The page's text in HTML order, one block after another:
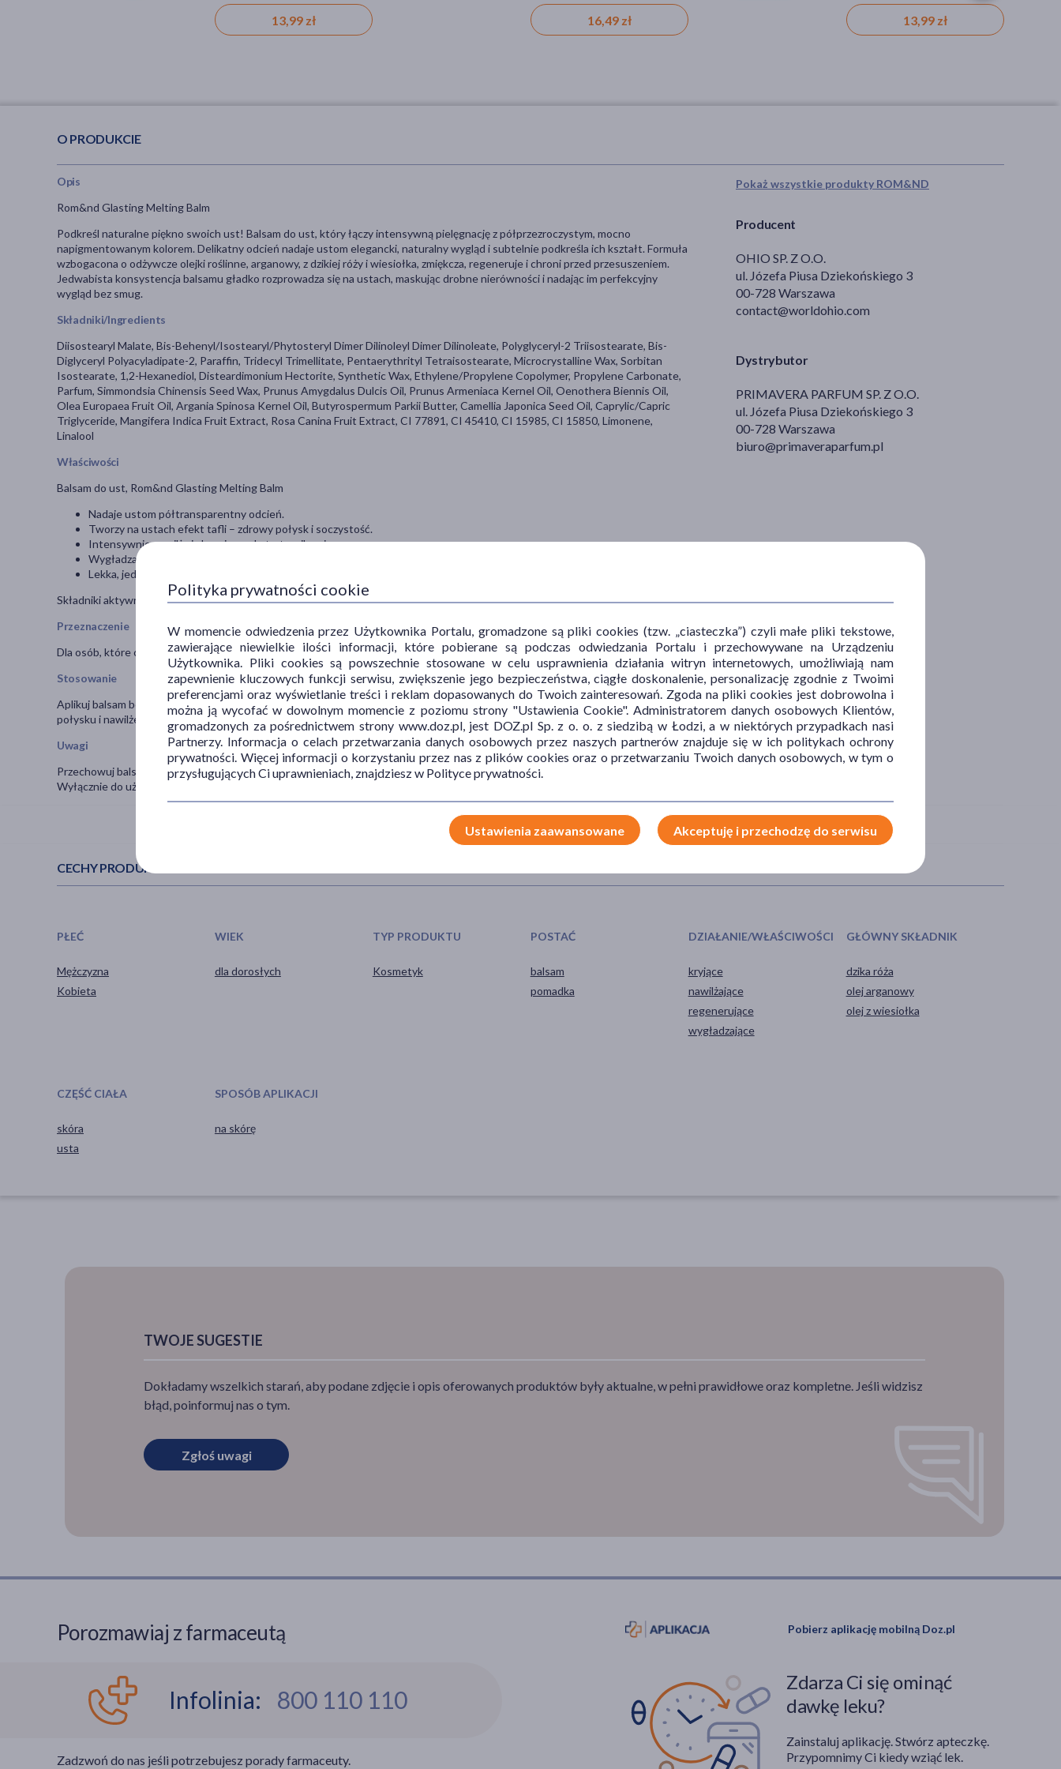
13,99 zł 16,49 zł 13,99 zł
6,99 zł 42,99 zł 47,49 zł
O PRODUKCIE
Pokaż wszystkie produkty ROM&ND
Producent
OHIO SP. Z O.O.
ul. Józefa Piusa Dziekońskiego 3
00-728 Warszawa
contact@worldohio.com
Dystrybutor
PRIMAVERA PARFUM SP. Z O.O.
ul. Józefa Piusa Dziekońskiego 3
00-728 Warszawa
biuro@primaveraparfum.pl
Opis
Rom&nd Glasting Melting Balm
Podkreśl naturalne piękno swoich ust! Balsam do ust, który łączy intensywną pielęgnację z półprzezroczystym, mocno
napigmentowanym kolorem. Delikatny odcień nadaje ustom elegancki, naturalny wygląd i subtelnie podkreśla ich kształt. Formuła
wzbogacona o odżywcze olejki roślinne, arganowy, z dzikiej róży i wiesiołka, zmiękcza, regeneruje i chroni przed przesuszeniem.
Jedwabista konsystencja balsamu gładko rozprowadza się na ustach, maskując drobne nierówności i nadając im perfekcyjny
wygląd bez smug.
Składniki/Ingredients
Diisostearyl Malate, Bis-Behenyl/Isostearyl/Phytosteryl Dimer Dilinoleyl Dimer Dilinoleate, Polyglyceryl-2 Triisostearate, Bis-
Diglyceryl Polyacyladipate-2, Paraffin, Tridecyl Trimellitate, Pentaerythrityl Tetraisostearate, Microcrystalline Wax, Sorbitan
Isostearate, 1,2-Hexanediol, Disteardimonium Hectorite, Synthetic Wax, Ethylene/Propylene Copolymer, Propylene Carbonate,
Parfum, Simmondsia Chinensis Seed Wax, Prunus Amygdalus Dulcis Oil, Prunus Armeniaca Kernel Oil, Oenothera Biennis Oil,
Olea Europaea Fruit Oil, Argania Spinosa Kernel Oil, Butyrospermum Parkii Butter, Camellia Japonica Seed Oil, Caprylic/Capric
Triglyceride, Mangifera Indica Fruit Extract, Rosa Canina Fruit Extract, CI 77891, CI 45410, CI 15985, CI 15850, Limonene,
Linalool
Właściwości
Balsam do ust, Rom&nd Glasting Melting Balm
Nadaje ustom półtransparentny odcień.
Tworzy na ustach efekt tafli – zdrowy połysk i soczystość.
Intensywnie nawilża i chroni przed utratą wilgoci.
Wygładza i zmiękcza spierzchnięte usta.
Lekka, jedwabista konsystencja, która równomiernie się rozprowadza.
Składniki aktywne: olejek arganowy, z dzikiej róży i wiesiołka.
Przeznaczenie
Dla osób, które chcą połączyć pielęgnację ust z delikatnym makijażem.
Stosowanie
Aplikuj balsam bezpośrednio na usta w razie potrzeby. Możesz stosować go samodzielnie lub na pomadkę, aby dodać efekt
połysku i nawilżenia.
Uwagi
Przechowuj balsam w chłodnym, ciemnym miejscu, aby zachować jego intensywność kolorów. Unikaj kontaktu z oczami.
Wyłącznie do użytku zewnętrznego.
CECHY PRODUKTU
PŁEĆ
Mężczyzna
Kobieta
WIEK
dla dorosłych
TYP PRODUKTU
Kosmetyk
POSTAĆ
balsam
pomadka
DZIAŁANIE/WŁAŚCIWOŚCI
kryjące
nawilżające
regenerujące
wygładzające
GŁÓWNY SKŁADNIK
dzika róża
olej arganowy
olej z wiesiołka
CZĘŚĆ CIAŁA
skóra
usta
SPOSÓB APLIKACJI
na skórę
TWOJE SUGESTIE
Dokładamy wszelkich starań, aby podane zdjęcie i opis oferowanych produktów były aktualne, w pełni prawidłowe oraz kompletne. Jeśli widzisz
błąd, poinformuj nas o tym.
Zgłoś uwagi
Porozmawiaj z farmaceutą
Infolinia: 800 110 110
Zadzwoń do nas jeśli potrzebujesz porady farmaceuty.
Pobierz aplikację mobilną Doz.pl
Zdarza Ci się ominąć
dawkę leku?
Zainstaluj aplikację. Stwórz apteczkę.
Przypomnimy Ci kiedy wziąć lek.
Polityka prywatności cookie
W momencie odwiedzenia przez Użytkownika Portalu, gromadzone są pliki cookies (tzw. „ciasteczka”) czyli małe pliki tekstowe,
zawierające niewielkie ilości informacji, które pobierane są podczas odwiedzania Portalu i przechowywane na Urządzeniu
Użytkownika. Pliki cookies są powszechnie stosowane w celu usprawnienia działania witryn internetowych, umożliwiają nam
zapewnienie kluczowych funkcji serwisu, zwiększenie jego bezpieczeństwa, ciągłe doskonalenie, personalizację zgodnie z Twoimi
preferencjami oraz wyświetlanie treści i reklam dopasowanych do Twoich zainteresowań. Zgoda na pliki cookies jest dobrowolna i
można ją wycofać w dowolnym momencie z poziomu strony "Ustawienia Cookie". Administratorem danych osobowych Klientów,
gromadzonych za pośrednictwem strony www.doz.pl, jest DOZ.pl Sp. z o. o. z siedzibą w Łodzi, a w niektórych przypadkach nasi
Partnerzy. Informacja o celach przetwarzania danych osobowych przez naszych partnerów znajduje się w ich politykach ochrony
prywatności. Więcej informacji o korzystaniu przez nas z plików cookies oraz o przetwarzaniu Twoich danych osobowych, w tym o
przysługujących Ci uprawnieniach, znajdziesz w Polityce prywatności.
Ustawienia zaawansowane Akceptuję i przechodzę do serwisu